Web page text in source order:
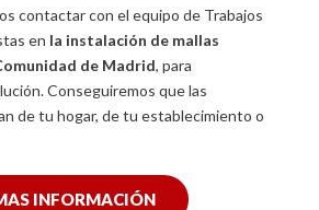
contactar con el equipo de Trabajos
en la instalación de mallas
de Madrid, para
Conseguiremos que las
de tu hogar, de tu establecimiento o
INFORMACIÓN